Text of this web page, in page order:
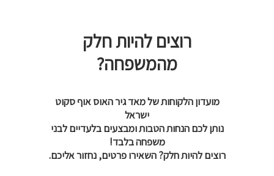
רוצים להיות חלק
מהמשפחה?
מועדון הלקוחות של מאד גיר האוס אוף סקוט
ישראל
נותן לכם הנחות הטבות ומבצעים בלעדיים לבני
משפחה בלבד!
רוצים להיות חלק? השאירו פרטים, נחזור אליכם.